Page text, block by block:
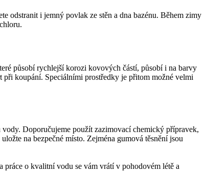
odstranit i jemný povlak ze stěn a dna bazénu. Během zimy
působí rychlejší korozi kovových částí, působí i na barvy
koupání. Speciálními prostředky je přitom možné velmi
Doporučujeme použít zazimovací chemický přípravek,
na bezpečné místo. Zejména gumová těsnění jsou
práce o kvalitní vodu se vám vrátí v pohodovém létě a